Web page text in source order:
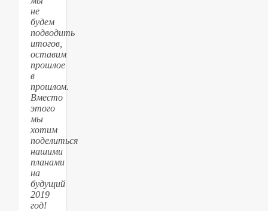
не
будем
подводить
итогов,
оставим
прошлое
в
прошлом.
Вместо
этого
мы
хотим
поделиться
нашими
планами
на
будущий
2019
год!